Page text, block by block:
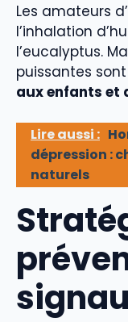
Les amateurs
l’inhalation
l’eucalyptus.
puissantes sont
aux enfants et
Lire aussi :
dépression :
naturels